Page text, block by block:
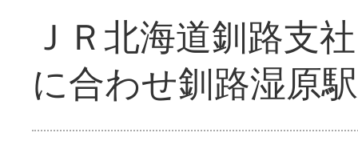
ＪＲ北海道釧路支
に合わせ釧路湿原